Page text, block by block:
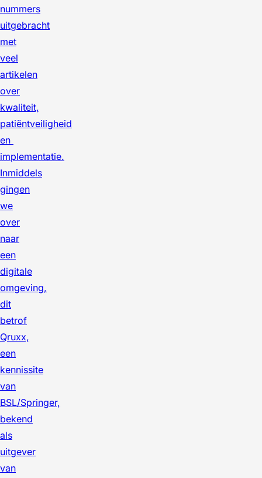
nummers
uitgebracht
met
veel
artikelen
over
kwaliteit,
patiëntveiligheid
en
implementatie.
Inmiddels
gingen
we
over
naar
een
digitale
omgeving,
dit
betrof
Qruxx,
een
kennissite
van
BSL/Springer,
bekend
als
uitgever
van